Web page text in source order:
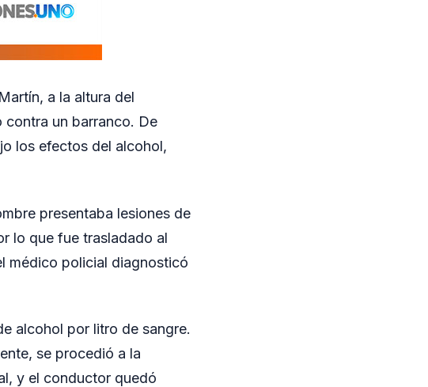
a la altura del
un barranco. De
los efectos del alcohol,
presentaba lesiones de
lo que fue trasladado al
médico policial diagnosticó
alcohol por litro de sangre.
se procedió a la
y el conductor quedó